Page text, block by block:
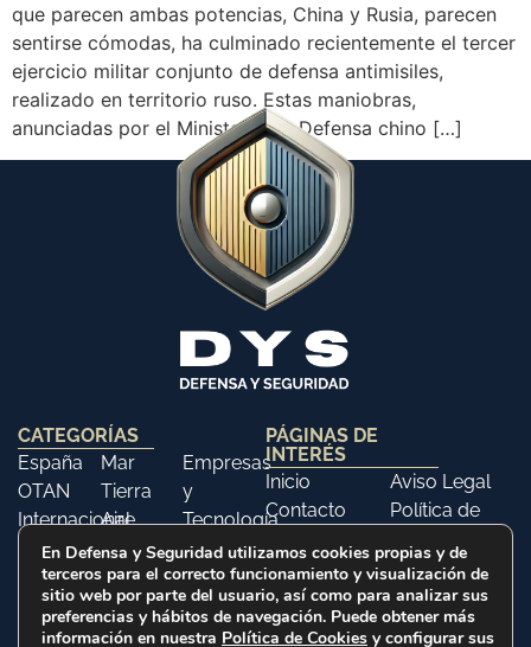
que parecen ambas potencias, China y Rusia, parecen
sentirse cómodas, ha culminado recientemente el tercer
ejercicio militar conjunto de defensa antimisiles,
realizado en territorio ruso. Estas maniobras,
anunciadas por el Ministerio de Defensa chino […]
CATEGORÍAS
España
OTAN
Internacional
Opinión
Mar
Tierra
Aire
Libros
Empresas
y
Tecnología
Ferias y
Eventos
Historia
PÁGINAS DE
INTERÉS
Inicio
Contacto
Aviso Legal
Política de
Política de
Cookies
En Defensa y Seguridad utilizamos cookies propias y de
terceros para el correcto funcionamiento y visualización de
sitio web por parte del usuario, así como para analizar sus
preferencias y hábitos de navegación. Puede obtener más
información en nuestra Política de Cookies y configurar sus